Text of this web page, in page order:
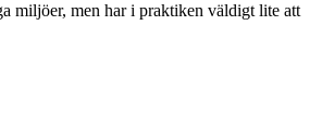
miljöer, men har i praktiken väldigt lite att